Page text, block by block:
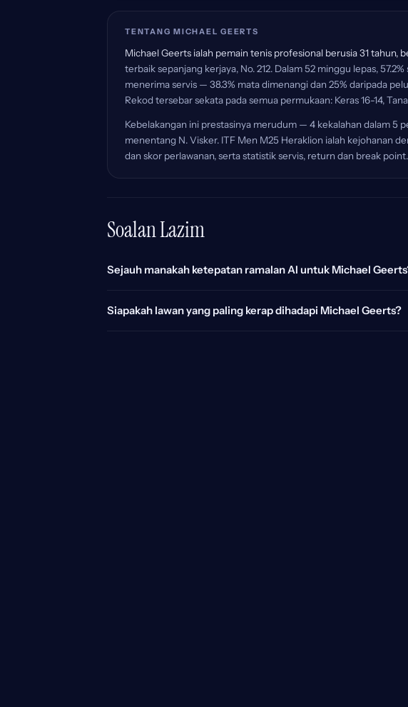
TENTANG MICHAEL GEERTS
Michael Geerts ialah pemain tenis profesional berusia 31 tahun,
terbaik sepanjang kerjaya, No. 212. Dalam 52 minggu lepas,
menerima servis — 38.3% mata dimenangi dan 25% daripada
Rekod tersebar sekata pada semua permukaan: Keras 16-14,
Kebelakangan ini prestasinya merudum — 4 kekalahan dalam 5
menentang N. Visker. ITF Men M25 Heraklion ialah kejohanan
dan skor perlawanan, serta statistik servis, return dan break
Soalan Lazim
Sejauh manakah ketepatan ramalan AI untuk Michael
Siapakah lawan yang paling kerap dihadapi Michael Geerts?